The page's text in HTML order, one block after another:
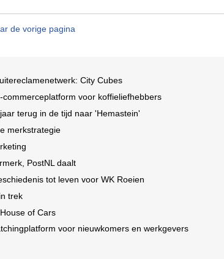
de vorige pagina
City Cubes
voor koffieliefhebbers
terug in de tijd naar 'Hemastein'
merkstrategie
PostNL daalt
tot leven voor WK Roeien
trek
of Cars
voor nieuwkomers en werkgevers